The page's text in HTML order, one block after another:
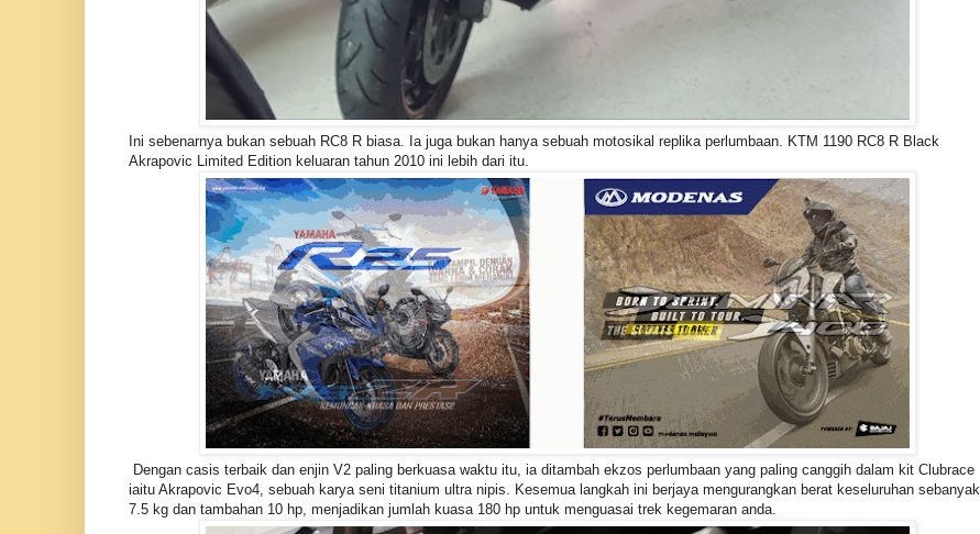
Ini sebenarnya bukan sebuah RC8 R biasa. Ia juga bukan hanya sebuah motosikal replika perlumbaan. KTM 1190 RC8 R Black
Akrapovic Limited Edition keluaran tahun 2010 ini lebih dari itu.
Dengan casis terbaik dan enjin V2 paling berkuasa waktu itu, ia ditambah ekzos perlumbaan yang paling canggih dalam kit Clubrace
iaitu Akrapovic Evo4, sebuah karya seni titanium ultra nipis. Kesemua langkah ini berjaya mengurangkan berat keseluruhan sebanyak
7.5 kg dan tambahan 10 hp, menjadikan jumlah kuasa 180 hp untuk menguasai trek kegemaran anda.